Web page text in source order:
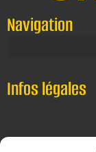
Navigation
Infos légales